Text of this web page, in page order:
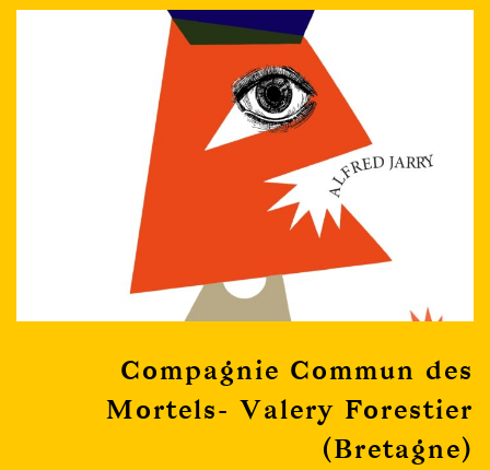
Compagnie Commun des
Mortels- Valery Forestier
(Bretagne)